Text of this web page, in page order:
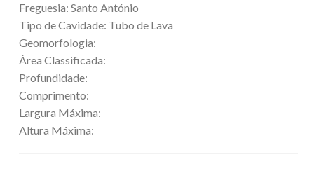
Freguesia: Santo António
Tipo de Cavidade: Tubo de Lava
Geomorfologia:
Área Classificada:
Profundidade:
Comprimento:
Largura Máxima:
Altura Máxima: